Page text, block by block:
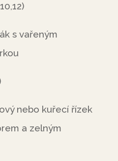
s vařeným
nebo kuřecí řízek
a zelným